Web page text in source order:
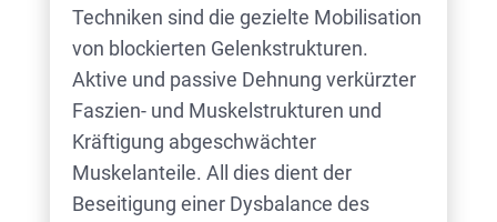
Techniken sind die gezielte Mobilisation
von blockierten Gelenkstrukturen.
Aktive und passive Dehnung verkürzter
Faszien- und Muskelstrukturen und
Kräftigung abgeschwächter
Muskelanteile. All dies dient der
Beseitigung einer Dysbalance des